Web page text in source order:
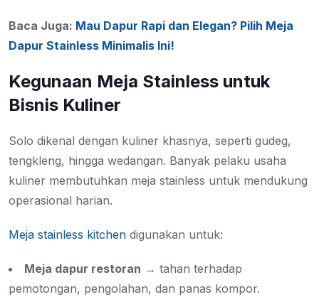
Baca Juga: Mau Dapur Rapi dan Elegan? Pilih Meja
Dapur Stainless Minimalis Ini!
Kegunaan Meja Stainless untuk
Bisnis Kuliner
Solo dikenal dengan kuliner khasnya, seperti gudeg,
tengkleng, hingga wedangan. Banyak pelaku usaha
kuliner membutuhkan meja stainless untuk mendukung
operasional harian.
Meja stainless kitchen digunakan untuk:
Meja dapur restoran → tahan terhadap
pemotongan, pengolahan, dan panas kompor.